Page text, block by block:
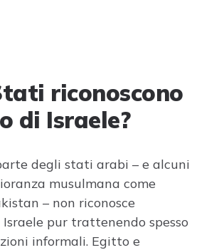
riconoscono
di Israele?
degli stati arabi – e alcuni
musulmana come
– non riconosce
pur trattenendo spesso
informali. Egitto e